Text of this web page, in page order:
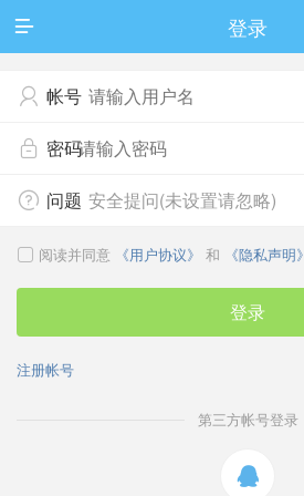
 登录
 帐号
 密码
 问题 安全提问(未设置请忽略)
 阅读并同意 《用户协议》 和 《隐私声明》
登录
注册帐号
第三方帐号登录
